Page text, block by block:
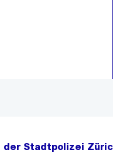
der Stadtpolizei